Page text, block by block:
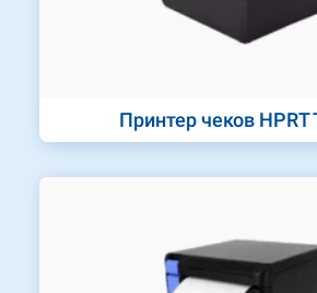
Принтер чеков HPRT